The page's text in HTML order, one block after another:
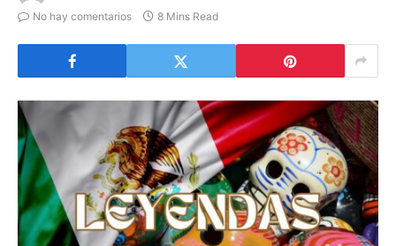
No hay comentarios
8 Mins Read